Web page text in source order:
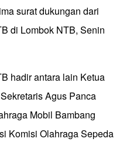
surat dukungan dari
di Lombok NTB, Senin
hadir antara lain Ketua
Agus Panca
Mobil ⁠Bambang
Komisi Olahraga Sepeda